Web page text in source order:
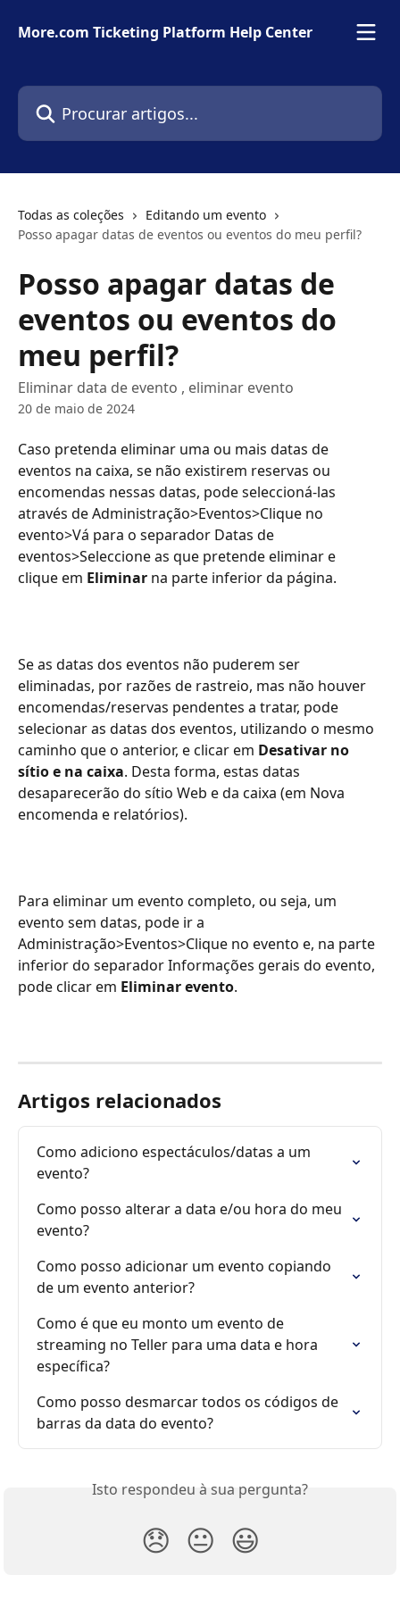
More.com Ticketing Platform Help Center
Procurar artigos...
Todas as coleções
Editando um evento
Posso apagar datas de eventos ou eventos do meu perfil?
Posso apagar datas de
eventos ou eventos do
meu perfil?
Eliminar data de evento , eliminar evento
20 de maio de 2024
Caso pretenda eliminar uma ou mais datas de
eventos na caixa, se não existirem reservas ou
encomendas nessas datas, pode seleccioná-las
através de Administração>Eventos>Clique no
evento>Vá para o separador Datas de
eventos>Seleccione as que pretende eliminar e
clique em Eliminar na parte inferior da página.
Se as datas dos eventos não puderem ser
eliminadas, por razões de rastreio, mas não houver
encomendas/reservas pendentes a tratar, pode
selecionar as datas dos eventos, utilizando o mesmo
caminho que o anterior, e clicar em Desativar no
sítio e na caixa. Desta forma, estas datas
desaparecerão do sítio Web e da caixa (em Nova
encomenda e relatórios).
Para eliminar um evento completo, ou seja, um
evento sem datas, pode ir a
Administração>Eventos>Clique no evento e, na parte
inferior do separador Informações gerais do evento,
pode clicar em Eliminar evento.
Artigos relacionados
Como adiciono espectáculos/datas a um
evento?
Como posso alterar a data e/ou hora do meu
evento?
Como posso adicionar um evento copiando
de um evento anterior?
Como é que eu monto um evento de
streaming no Teller para uma data e hora
específica?
Como posso desmarcar todos os códigos de
barras da data do evento?
Isto respondeu à sua pergunta?
😞 😐 😃